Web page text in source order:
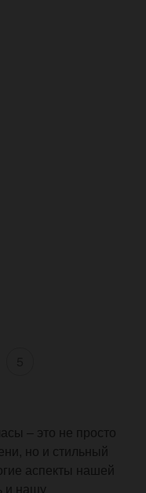
– это не просто
но и стильный
аспекты нашей
и нашу